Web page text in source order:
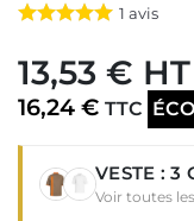
1 avis
13,53 € HT
16,24 € TTC
VESTE : 3
Voir toutes